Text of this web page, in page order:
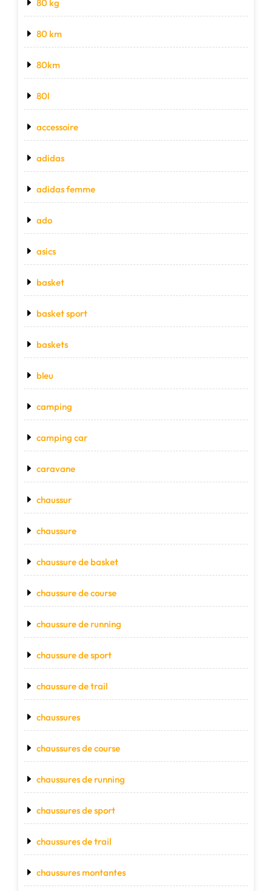
80 kg
80 km
80km
80l
accessoire
adidas
adidas femme
ado
asics
basket
basket sport
baskets
bleu
camping
camping car
caravane
chaussur
chaussure
chaussure de basket
chaussure de course
chaussure de running
chaussure de sport
chaussure de trail
chaussures
chaussures de course
chaussures de running
chaussures de sport
chaussures de trail
chaussures montantes